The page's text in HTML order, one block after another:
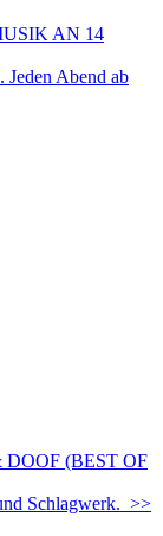
AN 14
Jeden Abend ab
(BEST OF
Schlagwerk. >>